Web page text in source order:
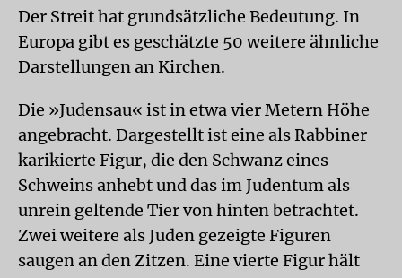
Der Streit hat grundsätzliche Bedeutung. In
Europa gibt es geschätzte 50 weitere ähnliche
Darstellungen an Kirchen.
Die »Judensau« ist in etwa vier Metern Höhe
angebracht. Dargestellt ist eine als Rabbiner
karikierte Figur, die den Schwanz eines
Schweins anhebt und das im Judentum als
unrein geltende Tier von hinten betrachtet.
Zwei weitere als Juden gezeigte Figuren
saugen an den Zitzen. Eine vierte Figur hält